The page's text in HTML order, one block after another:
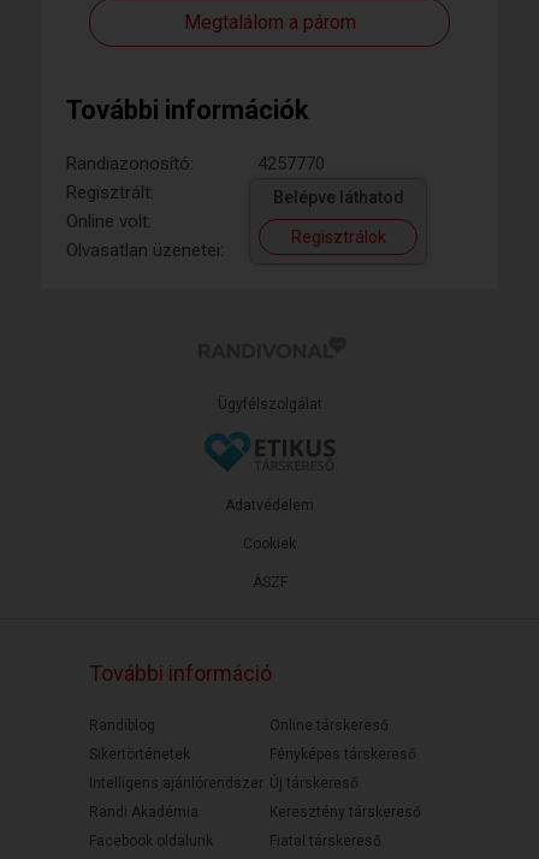
Megtalálom a párom
További információk
Randiazonosító:
4257770
Regisztrált:
Online volt:
Olvasatlan üzenetei:
Belépve láthatod
Regisztrálok
Ügyfélszolgálat
ÁSZF
Adatvédelem
Cookiek
További információ
Randiblog
Sikertörténetek
Intelligens ajánlórendszer
Randi Akadémia
Facebook oldalunk
Online társkereső
Fényképes társkereső
Új társkereső
Keresztény társkereső
Fiatal társkereső